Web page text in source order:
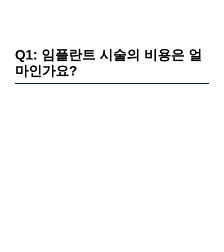
Q1: 임플란트 시술의 비용은 얼
마인가요?